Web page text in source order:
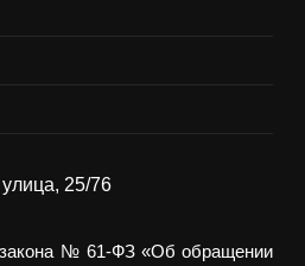
25/76
закона № 61-ФЗ «Об обращении